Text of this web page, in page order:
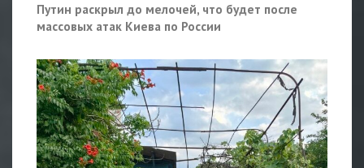
Путин раскрыл до мелочей, что будет после
массовых атак Киева по России